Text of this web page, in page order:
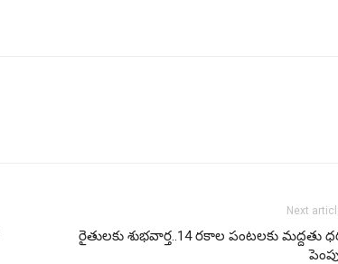
Next
రైతులకు శుభవార్త..14 రకాల పంటలకు మద్దతు